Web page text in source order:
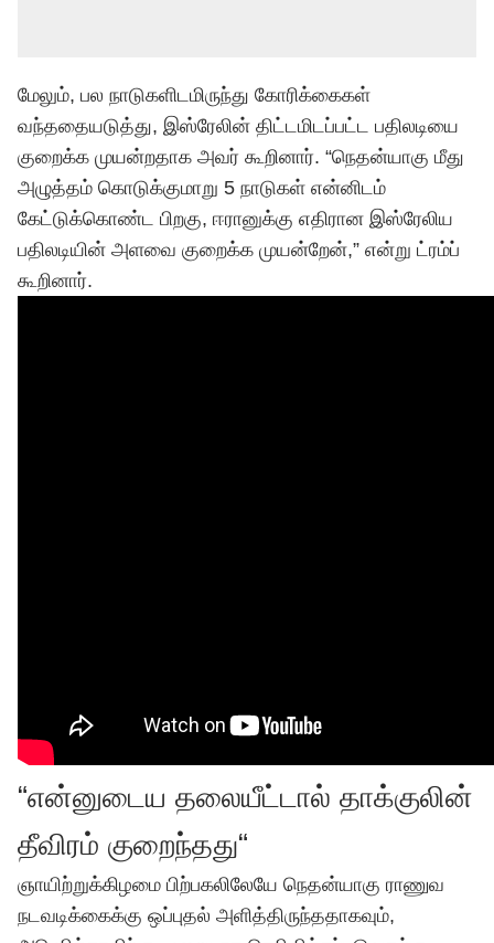
மேலும், பல நாடுகளிடமிருந்து கோரிக்கைகள்
வந்ததையடுத்து, இஸ்ரேலின் திட்டமிடப்பட்ட பதிலடியை
குறைக்க முயன்றதாக அவர் கூறினார். “நெதன்யாகு மீது
அழுத்தம் கொடுக்குமாறு 5 நாடுகள் என்னிடம்
கேட்டுக்கொண்ட பிறகு, ஈரானுக்கு எதிரான இஸ்ரேலிய
பதிலடியின் அளவை குறைக்க முயன்றேன்,” என்று ட்ரம்ப்
கூறினார்.
“என்னுடைய தலையீட்டால் தாக்குலின்
தீவிரம் குறைந்தது“
ஞாயிற்றுக்கிழமை பிற்பகலிலேயே நெதன்யாகு ராணுவ
நடவடிக்கைக்கு ஒப்புதல் அளித்திருந்ததாகவும்,